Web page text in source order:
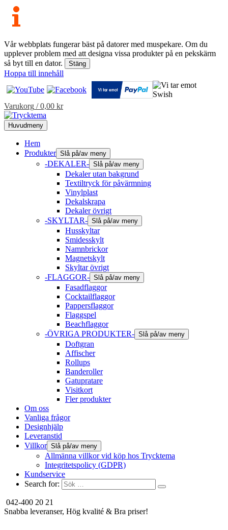
Vår webbplats fungerar bäst på datorer med muspekare. Om du
upplever problem med att designa vissa produkter på en pekskärm
så byt till en dator.
Stäng
Hoppa till innehåll
Varukorg /0,00 kr
Huvudmeny
Hem
Produkter Slå på/av meny
-DEKALER- Slå på/av meny
Dekaler utan bakgrund
Textiltryck för påvärmning
Vinylplast
Dekalskrapa
Dekaler övrigt
-SKYLTAR- Slå på/av meny
Husskyltar
Smidesskylt
Namnbrickor
Magnetskylt
Skyltar övrigt
-FLAGGOR- Slå på/av meny
Fasadflaggor
Cocktailflaggor
Pappersflaggor
Flaggspel
Beachflaggor
-ÖVRIGA PRODUKTER- Slå på/av meny
Doftgran
Affischer
Rollups
Banderoller
Gatupratare
Visitkort
Fler produkter
Om oss
Vanliga frågor
Designhjälp
Leveranstid
Villkor Slå på/av meny
Allmänna villkor vid köp hos Trycktema
Integritetspolicy (GDPR)
Kundservice
Search for:
042-400 20 21
Snabba leveranser, Hög kvalité & Bra priser!